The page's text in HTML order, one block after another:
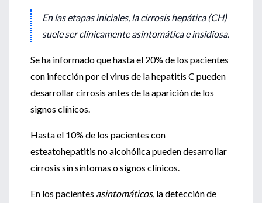
En las etapas iniciales, la cirrosis hepática (CH)
suele ser clínicamente asintomática e insidiosa.
Se ha informado que hasta el 20% de los pacientes
con infección por el virus de la hepatitis C pueden
desarrollar cirrosis antes de la aparición de los
signos clínicos.
Hasta el 10% de los pacientes con
esteatohepatitis no alcohólica pueden desarrollar
cirrosis sin síntomas o signos clínicos.
En los pacientes asintomáticos, la detección de